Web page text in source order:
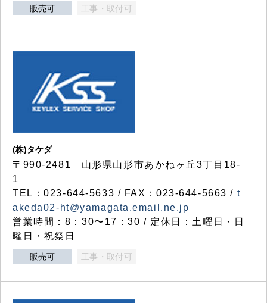
販売可 工事・取付可
(株)タケダ
〒990-2481 山形県山形市あかねヶ丘3丁目18-
1
TEL：023-644-5633 / FAX：023-644-5663 / t
akeda02-ht@yamagata.email.ne.jp
営業時間：8：30〜17：30 / 定休日：土曜日・日
曜日・祝祭日
販売可 工事・取付可